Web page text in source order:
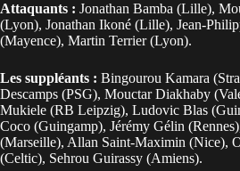
Attaquants : Jonathan Bamba (Lille),
(Lyon), Jonathan Ikoné (Lille), Jean-
(Mayence), Martin Terrier (Lyon).
Les suppléants : Bingourou Kamara
Descamps (PSG), Mouctar Diakhaby
Mukiele (RB Leipzig), Ludovic Blas
Coco (Guingamp), Jérémy Gélin
(Marseille), Allan Saint-Maximin (Nice),
(Celtic), Sehrou Guirassy (Amiens).